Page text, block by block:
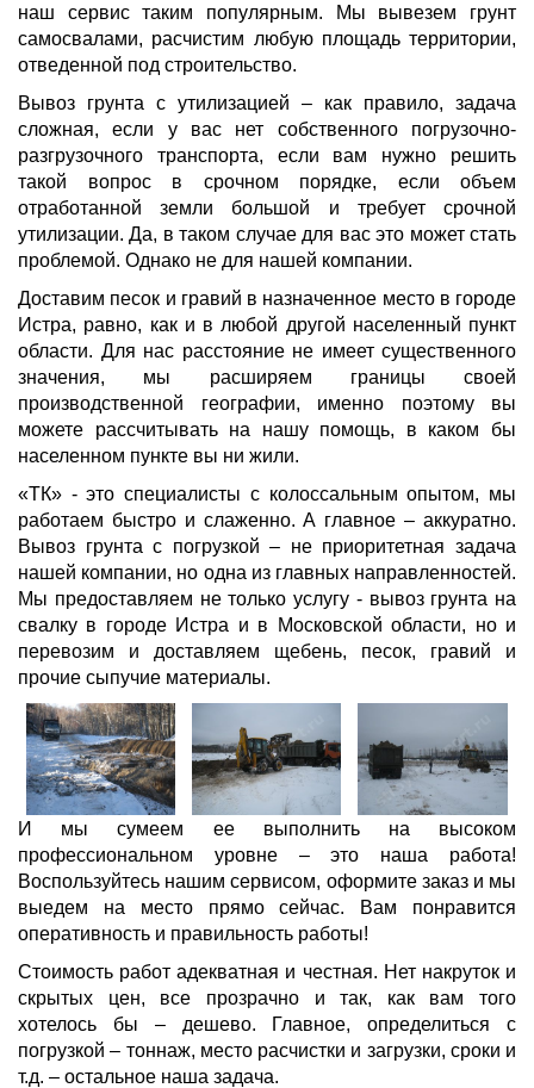
наш сервис таким популярным. Мы вывезем грунт
самосвалами, расчистим любую площадь территории,
отведенной под строительство.
Вывоз грунта с утилизацией – как правило, задача
сложная, если у вас нет собственного погрузочно-
разгрузочного транспорта, если вам нужно решить
такой вопрос в срочном порядке, если объем
отработанной земли большой и требует срочной
утилизации. Да, в таком случае для вас это может стать
проблемой. Однако не для нашей компании.
Доставим песок и гравий в назначенное место в городе
Истра, равно, как и в любой другой населенный пункт
области. Для нас расстояние не имеет существенного
значения, мы расширяем границы своей
производственной географии, именно поэтому вы
можете рассчитывать на нашу помощь, в каком бы
населенном пункте вы ни жили.
«ТК» - это специалисты с колоссальным опытом, мы
работаем быстро и слаженно. А главное – аккуратно.
Вывоз грунта с погрузкой – не приоритетная задача
нашей компании, но одна из главных направленностей.
Мы предоставляем не только услугу - вывоз грунта на
свалку в городе Истра и в Московской области, но и
перевозим и доставляем щебень, песок, гравий и
прочие сыпучие материалы.
И мы сумеем ее выполнить на высоком
профессиональном уровне – это наша работа!
Воспользуйтесь нашим сервисом, оформите заказ и мы
выедем на место прямо сейчас. Вам понравится
оперативность и правильность работы!
Стоимость работ адекватная и честная. Нет накруток и
скрытых цен, все прозрачно и так, как вам того
хотелось бы – дешево. Главное, определиться с
погрузкой – тоннаж, место расчистки и загрузки, сроки и
т.д. – остальное наша задача.